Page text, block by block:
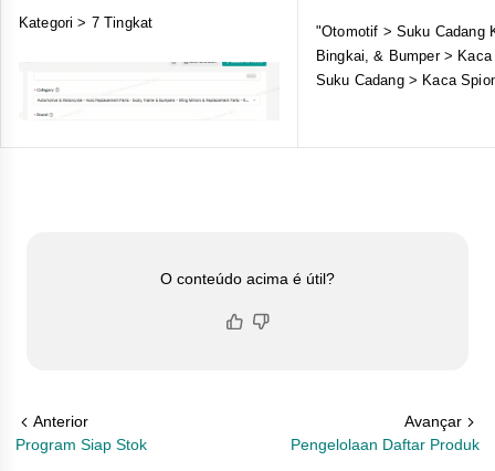
Kategori > 7 Tingkat
"Otomotif > Suku Cadang
Bingkai, & Bumper >
Suku Cadang > Kaca
O conteúdo acima é útil?
Anterior
Program Siap Stok
Avançar
Pengelolaan Daftar Produk